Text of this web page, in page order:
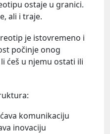
ostaje u granici.
ali i traje.
je istovremeno i
počinje onog
ćeš u njemu ostati ili
komunikaciju
inovaciju